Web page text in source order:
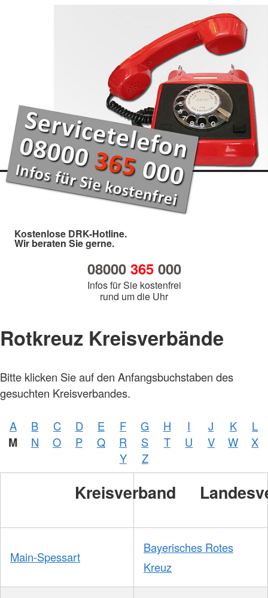
Kostenlose DRK-Hotline.
Wir beraten Sie gerne.
08000 365000
Infos für Sie kostenfrei
rund um die Uhr
Rotkreuz Kreisverbände
Bitte klicken Sie auf den Anfangsbuchstaben des
gesuchten Kreisverbandes.
A B C D E F G H I J K L
M N O P Q R S T U V W
X
Y
Z
Kreisverband
Main-Spessart
Bayerisches Rotes
Kreuz